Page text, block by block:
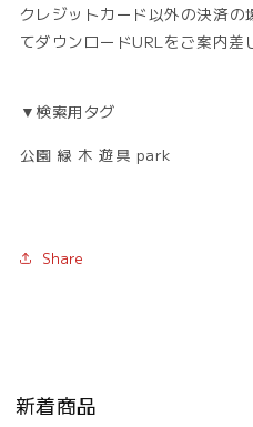
クレジットカード以外の決済
てダウンロードURLをご案内差
▼検索用タグ
公園 緑 木 遊具 park
Share
新着商品